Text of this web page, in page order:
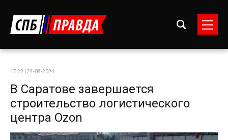
17:22 | 24-08-2024
В Саратове завершается
строительство логистического
центра Ozon